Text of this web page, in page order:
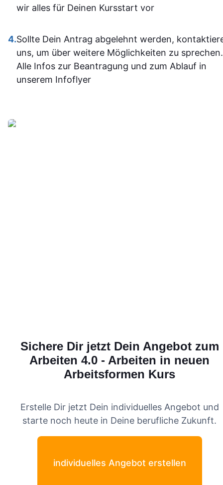
jetzt
sicherer.
wir alles für Deinen Kursstart vor
4.Sollte Dein Antrag abgelehnt werden,
uns, um über weitere Möglichkeiten zu sprechen.
Alle Infos zur Beantragung und zum Ablauf in
unserem Infoflyer
Sichere Dir jetzt Dein Angebot zum
Arbeiten 4.0 - Arbeiten in neuen
Arbeitsformen Kurs
Erstelle Dir jetzt Dein individuelles Angebot und
starte noch heute in Deine berufliche Zukunft.
individuelles Angebot erstellen